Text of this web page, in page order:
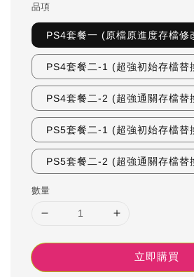
品項
PS4套餐一 (原檔原進度存檔修
PS4套餐二-1 (超強初始存檔替
PS4套餐二-2 (超強通關存檔替
PS5套餐二-1 (超強初始存檔替
PS5套餐二-2 (超強通關存檔替
數量
立即購買